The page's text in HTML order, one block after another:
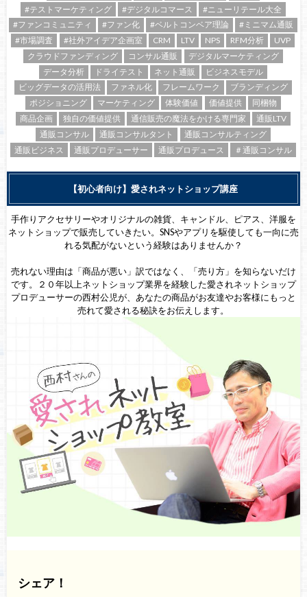
#テストマーケティング #デジタルコマース
#ニューリテール大全
#ファンコミュニティ
#ファン化 #ベルトコンベア理論
#ミニマム通販
#市場調査
#社外アイデア企画室 CRM LTV NPS RFM分析
UVP
クラウドファンディング
コンサル通販
デジタルマーケティング
データ分析
ドライテスト ネット通販
ビジネスモデル
ビッグデータの活用法
ファネル化 フレームワーク
ブランディング
ポジショニング
マーケティング 体験価値 価値提供
同梱物
商品企画
独自の価値提供 通信販売の魔法をかける専門家
通販LTV
通販コンサル
通販コンサルタント
通販コンサルティング
通販ビジネス
通販プロデューサー 通販プロデュース ＃通販コンサル
【初心者向け】愛されネットショップ講座
手作りアクセサリーやオリジナルの雑貨、キャンドル、ピアス、洋服を
ネットショップで販売していきたい。SNSやアプリを駆使しても一向に売
れる気配がないという経験はありませんか？
売れない理由は「商品が悪い」訳ではなく、「売り方」を知らないだけ
です。２０年以上ネットショップ業界を経験した愛されネットショップ
プロデューサーの西村公児が、あなたの商品がお友達やお客様にもっと
売れて愛される秘訣をお伝えします。
シェア！